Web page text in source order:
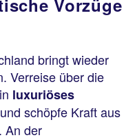
bringt wieder
Verreise über die
luxuriöses
und schöpfe Kraft aus
An der